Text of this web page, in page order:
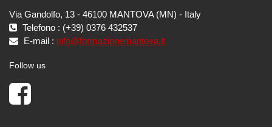
Via Gandolfo, 13 - 46100 MANTOVA (MN) - Italy
Telefono : (+39) 0376 432537
E-mail : info@formazionemantova.it
Follow us